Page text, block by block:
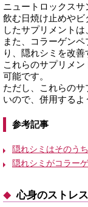
ニュートロックス
飲む日焼け止めやビ
したサプリメントは
また、コラーゲン
り、隠れシミを改善
これらのサプリメ
可能です。
ただし、これらの
いので、併用するよ
参考記事
隠れシミはそのう
隠れシミがコラー
心身のストレ